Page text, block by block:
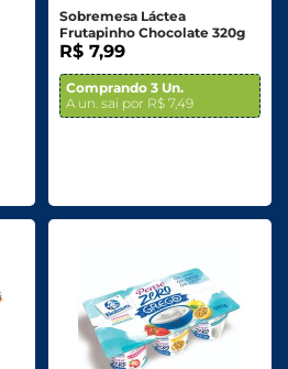
Sobremesa Láctea
Frutapinho Chocolate 320g
R$ 7,99
Comprando 3 Un.
A un. sai por R$ 7,49